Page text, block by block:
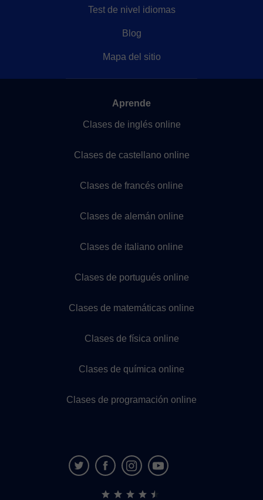
Test de nivel idiomas
Blog
Mapa del sitio
Aprende
Clases de inglés online
Clases de castellano online
Clases de francés online
Clases de alemán online
Clases de italiano online
Clases de portugués online
Clases de matemáticas online
Clases de física online
Clases de química online
Clases de programación online